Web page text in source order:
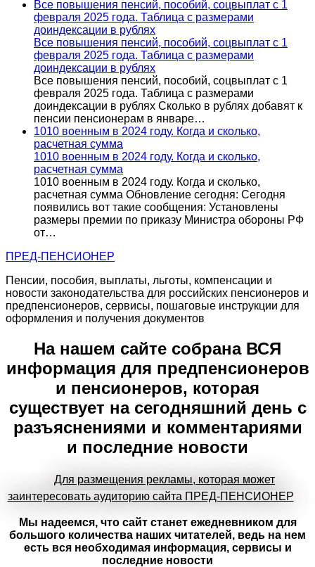
Все повышения пенсий, пособий, соцвыплат с 1
февраля 2025 года. Таблица с размерами
доиндексации в рублях
Все повышения пенсий, пособий, соцвыплат с 1
февраля 2025 года. Таблица с размерами
доиндексации в рублях
Все повышения пенсий, пособий, соцвыплат с 1
февраля 2025 года. Таблица с размерами
доиндексации в рублях Сколько в рублях добавят к
пенсии пенсионерам в январе…
1010 военным в 2024 году. Когда и сколько,
расчетная сумма
1010 военным в 2024 году. Когда и сколько,
расчетная сумма
1010 военным в 2024 году. Когда и сколько,
расчетная сумма Обновление сегодня: Сегодня
появились вот такие сообщения: Установлены
размеры премии по приказу Министра обороны РФ
от…
ПРЕД-ПЕНСИОНЕР
Пенсии, пособия, выплаты, льготы, компенсации и
новости законодательства для российских пенсионеров и
предпенсионеров, сервисы, пошаговые инструкции для
оформления и получения документов
На нашем сайте собрана ВСЯ
информация для предпенсионеров
и пенсионеров, которая
существует на сегодняшний день с
разъяснениями и комментариями
и последние новости
Для размещения рекламы, которая может
заинтересовать аудиторию сайта ПРЕД-ПЕНСИОНЕР
Мы надеемся, что сайт станет ежедневником для
большого количества наших читателей, ведь на нем
есть вся необходимая информация, сервисы и
последние новости